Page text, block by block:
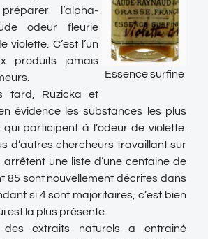
Essence surfine
l’alpha-
odeur fleurie
violette. C’est l’un
produits jamais
tard, Ruzicka et
évidence les substances les plus
participent à l’odeur de violette.
d’autres chercheurs travaillant sur
arrêtent une liste d’une centaine de
85 sont nouvellement décrites dans
si 4 sont majoritaires, c’est bien
est la plus présente.
extraits naturels a entrainé